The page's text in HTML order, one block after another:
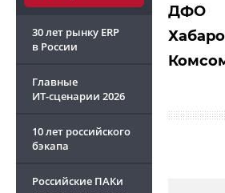
30 лет рынку ERP
в России
Главные
ИТ-сценарии 2026
10 лет российского
бэкапа
Российские ПАКи
ДФО